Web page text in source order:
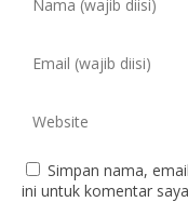
Simpan nama,
ini untuk komentar